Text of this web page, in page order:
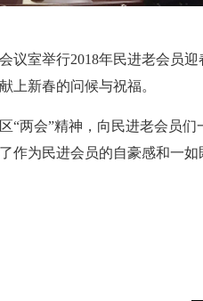
议室举行2018年民进老会员
上新春的问候与祝福。
“两会”精神，向民进老会员
作为民进会员的自豪感和一如